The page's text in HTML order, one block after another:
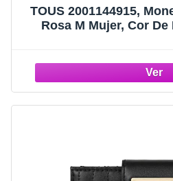
TOUS 2001144915,
Rosa M Mujer, Cor